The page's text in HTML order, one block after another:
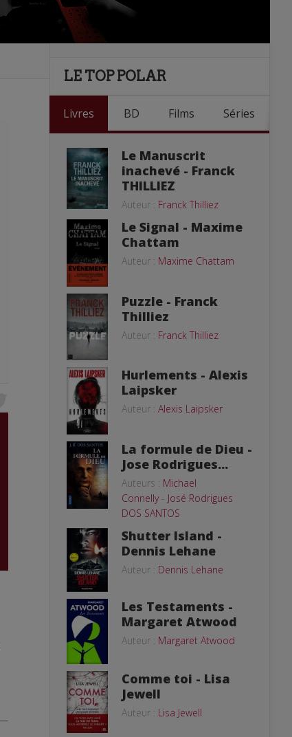
LE TOP POLAR
Livres BD Films Séries
Le Manuscrit
inachevé - Franck
THILLIEZ
Auteur : Franck Thilliez
Le Signal - Maxime
Chattam
Auteur : Maxime Chattam
Puzzle - Franck
Thilliez
Auteur : Franck Thilliez
Hurlements - Alexis
Laipsker
Auteur : Alexis Laipsker
La formule de Dieu -
Jose Rodrigues...
Auteurs : Michael
Connelly- José Rodrigues
DOS SANTOS
Shutter Island -
Dennis Lehane
Auteur : Dennis Lehane
Les Testaments -
Margaret Atwood
Auteur : Margaret Atwood
Comme toi - Lisa
Jewell
Auteur : Lisa Jewell